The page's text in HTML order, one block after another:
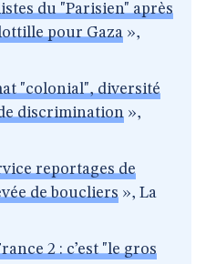
du "Parisien" après
pour Gaza »,
"colonial", diversité
discrimination »,
reportages de
de boucliers », La
2 : c’est "le gros